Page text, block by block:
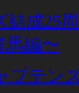
結成25
馬編〜
プテン